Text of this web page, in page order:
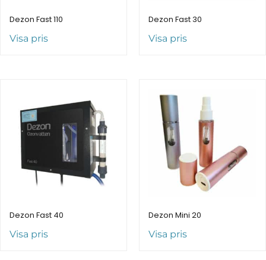
Dezon Fast 110
Visa pris
Dezon Fast 30
Visa pris
Dezon Fast 40
Visa pris
Dezon Mini 20
Visa pris